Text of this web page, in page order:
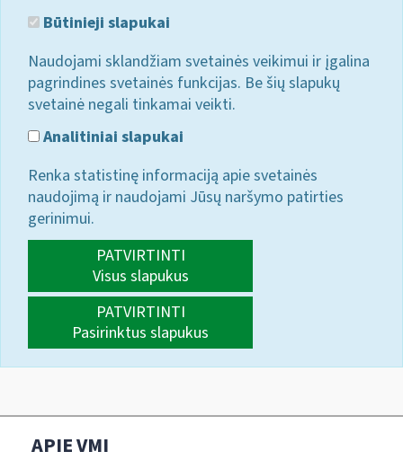
Būtinieji slapukai
Naudojami sklandžiam svetainės veikimui ir įgalina
pagrindines svetainės funkcijas. Be šių slapukų
svetainė negali tinkamai veikti.
Analitiniai slapukai
Renka statistinę informaciją apie svetainės
naudojimą ir naudojami Jūsų naršymo patirties
gerinimui.
PATVIRTINTI
Visus slapukus
PATVIRTINTI
Pasirinktus slapukus
APIE VMI